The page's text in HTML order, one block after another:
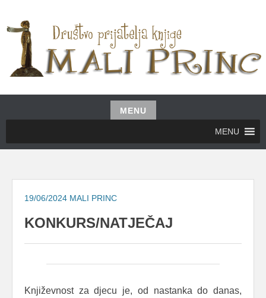
content
MALI PRINC
MENU
to
MENU
19/06/2024 MALI PRINC
KONKURS/NATJEČAJ
Književnost za djecu je, od nastanka do danas,